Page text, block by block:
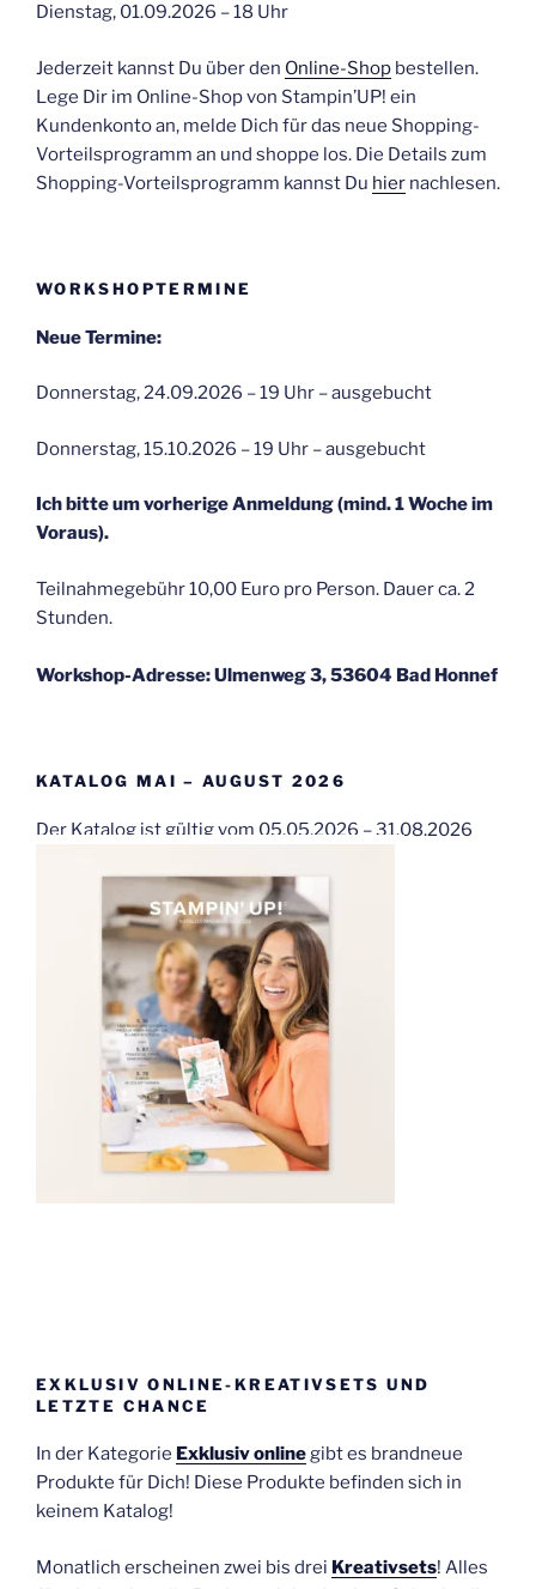
Dienstag, 01.09.2026 – 18 Uhr
Jederzeit kannst Du über den Online-Shop bestellen.
Lege Dir im Online-Shop von Stampin’UP! ein
Kundenkonto an, melde Dich für das neue Shopping-
Vorteilsprogramm an und shoppe los. Die Details zum
Shopping-Vorteilsprogramm kannst Du hier nachlesen.
WORKSHOPTERMINE
Neue Termine:
Donnerstag, 24.09.2026 – 19 Uhr – ausgebucht
Donnerstag, 15.10.2026 – 19 Uhr – ausgebucht
Ich bitte um vorherige Anmeldung (mind. 1 Woche im
Voraus).
Teilnahmegebühr 10,00 Euro pro Person. Dauer ca. 2
Stunden.
Workshop-Adresse: Ulmenweg 3, 53604 Bad Honnef
KATALOG MAI – AUGUST 2026
Der Katalog ist gültig vom 05.05.2026 – 31.08.2026
EXKLUSIV ONLINE-KREATIVSETS UND
LETZTE CHANCE
In der Kategorie Exklusiv onlinegibt es brandneue
Produkte für Dich! Diese Produkte befinden sich in
keinem Katalog!
Monatlich erscheinen zwei bis drei Kreativsets! Alles